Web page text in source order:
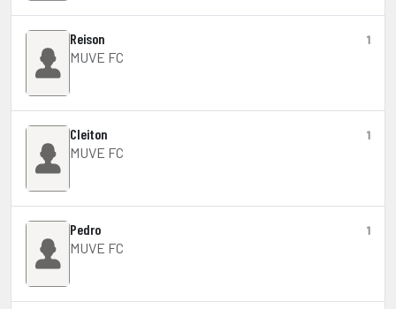
Reison
MUVE FC
1
Cleiton
MUVE FC
1
Pedro
MUVE FC
1